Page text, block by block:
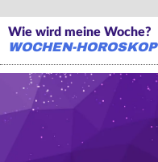
Wie wird meine Woche?
WOCHEN-HOROSKOP